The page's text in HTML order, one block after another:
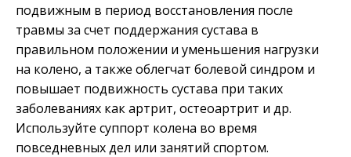
подвижным в период восстановления после
травмы за счет поддержания сустава в
правильном положении и уменьшения нагрузки
на колено, а также облегчат болевой синдром и
повышает подвижность сустава при таких
заболеваниях как артрит, остеоартрит и др.
Используйте суппорт колена во время
повседневных дел или занятий спортом.